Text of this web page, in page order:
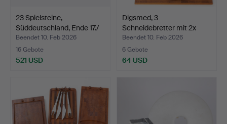
23 Spielsteine,
Süddeutschland, Ende 17./
…
Beendet 10. Feb 2026
16 Gebote
521 USD
Digsmed, 3
Schneidebretter mit 2x
Edelstah…
Beendet 10. Feb 2026
6 Gebote
64 USD